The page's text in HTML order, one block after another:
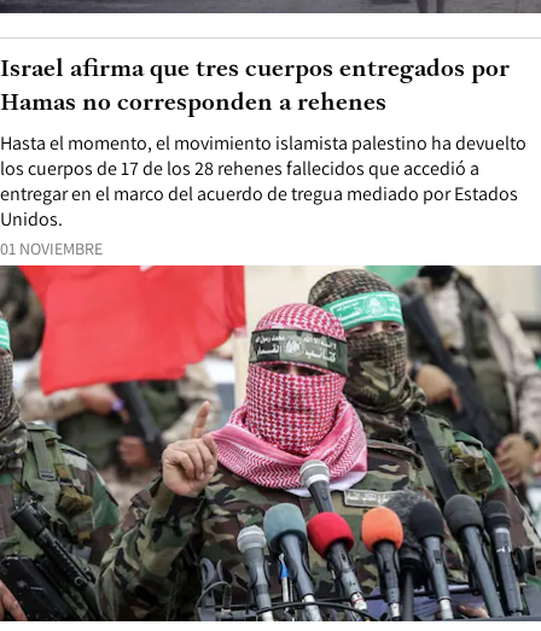
01 NOVIEMBRE
Hasta el momento, el movimiento islamista palestino ha devuelto
los cuerpos de 17 de los 28 rehenes fallecidos que accedió a
entregar en el marco del acuerdo de tregua mediado por Estados
Unidos.
Israel afirma que tres cuerpos entregados por
Hamas no corresponden a rehenes